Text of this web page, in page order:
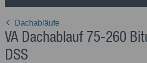
Dachabläufe
VA Dachablauf 75-260
DSS